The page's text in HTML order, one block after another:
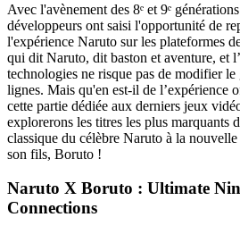
Avec l'avènement des 8ᵉ et 9ᵉ
développeurs ont saisi l'opportunité de
l'expérience Naruto sur les plateformes
qui dit Naruto, dit baston et aventure, et
technologies ne risque pas de modifier le
lignes. Mais qu'en est-il de l’expérience
cette partie dédiée aux derniers jeux
explorerons les titres les plus marquants
classique du célèbre Naruto à la
son fils, Boruto !
Naruto X Boruto : Ultimate
Connections